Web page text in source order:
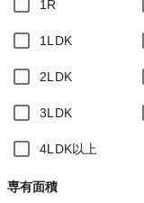
1R
1LDK
2LDK
3LDK
4LDK以上
専有面積